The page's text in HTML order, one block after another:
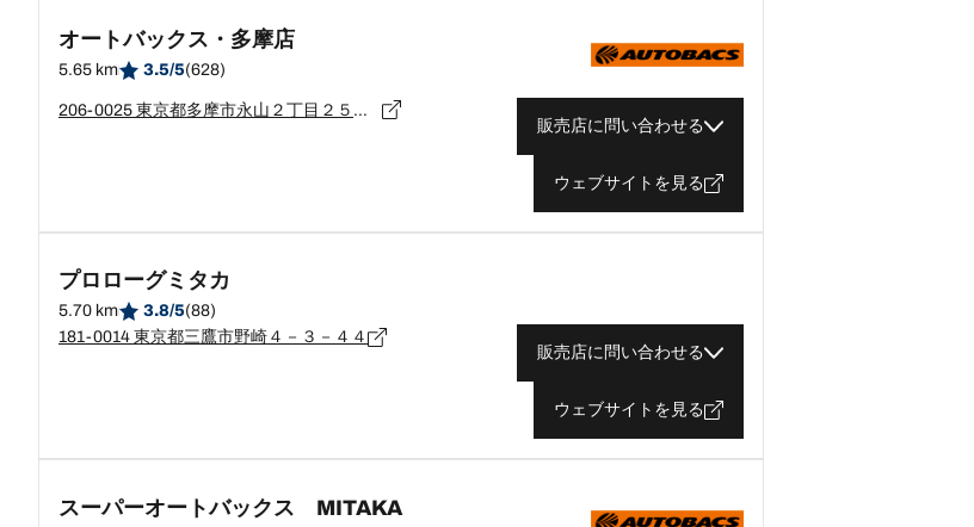
オートバックス・多摩店
5.65 km 3.5/5(628)
206-0025 東京都多摩市永山２丁目２５－２
販売店に問い合わせる
ウェブサイトを見る
プロローグミタカ
5.70 km 3.8/5(88)
181-0014 東京都三鷹市野崎４－３－４４
販売店に問い合わせる
ウェブサイトを見る
スーパーオートバックス MITAKA